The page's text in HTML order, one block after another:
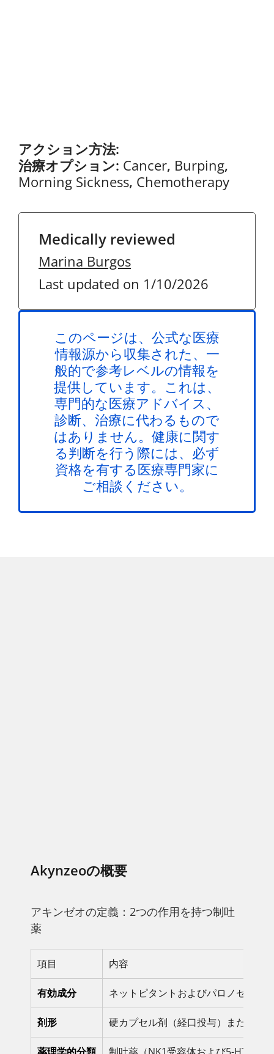
アクション方法:
治療オプション: Cancer, Burping,
Morning Sickness, Chemotherapy
Medically reviewed
Marina Burgos
Last updated on 1/10/2026
このページは、公式な医療
情報源から収集された、一
般的で参考レベルの情報を
提供しています。これは、
専門的な医療アドバイス、
診断、治療に代わるもので
はありません。健康に関す
る判断を行う際には、必ず
資格を有する医療専門家に
ご相談ください。
Akynzeoの概要
アキンゼオの定義：2つの作用を持つ制吐
薬
項目 内容
有効成分 ネットピタントおよびパロノセトロ
剤形 硬カプセル剤（経口投与）または注